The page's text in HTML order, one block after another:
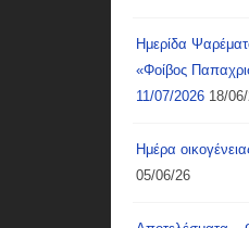
Ημερίδα
«Φοίβος
11/07/2026 18/
Ημέρα
05/06/26